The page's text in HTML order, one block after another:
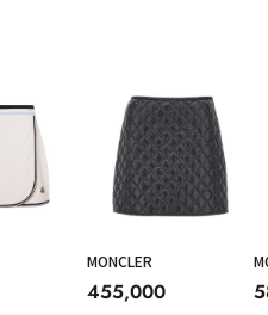
MONCLER
455,000